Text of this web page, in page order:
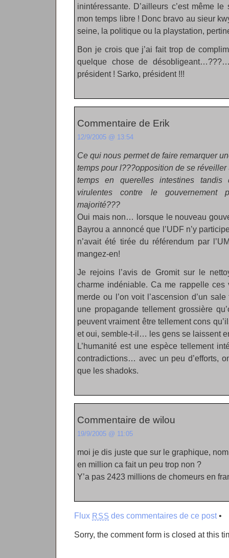
inintéressante. D’ailleurs c’est même
mon temps libre ! Donc bravo au sieur
seine, la politique ou la playstation,
Bon je crois que j’ai fait trop de
quelque chose de
président ! Sarko, président !!!
Commentaire de Erik
12/9/2005 @ 13:54
Ce qui nous permet de faire remarquer
temps pour l???opposition de se
temps en querelles intestines
virulentes contre le gouvernement
majorité???
Oui mais non… lorsque le nouveau
Bayrou a annoncé que l’UDF n’y
n’avait été tirée du référendum par
mangez-en!
Je rejoins l’avis de Gromit sur le
charme indéniable. Ca me rappelle ces
merde ou l’on voit l’ascension d’un
une propagande tellement grossière
peuvent vraiment être tellement cons
et oui, semble-t-il… les gens se laissent
L’humanité est une espèce tellement
contradictions… avec un peu d’efforts,
que les shadoks.
Commentaire de wilou
19/9/2005 @ 11:05
moi je dis juste que sur le graphique,
en million ca fait un peu trop non ?
Y’a pas 2423 millions de chomeurs en
Flux RSS des commentaires de ce post•
Sorry, the comment form is closed at this